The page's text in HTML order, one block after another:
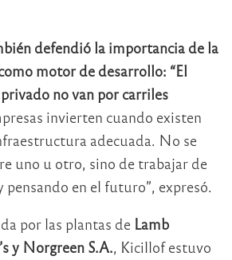
defendió la importancia de la
motor de desarrollo: “El
no van por carriles
invierten cuando existen
adecuada. No se
uno u otro, sino de trabajar de
pensando en el futuro”, expresó.
por las plantas de Lamb
y Norgreen S.A., Kicillof estuvo